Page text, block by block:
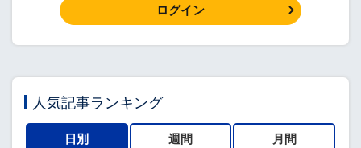
ログイン
人気記事ランキング
日別 週間 月間